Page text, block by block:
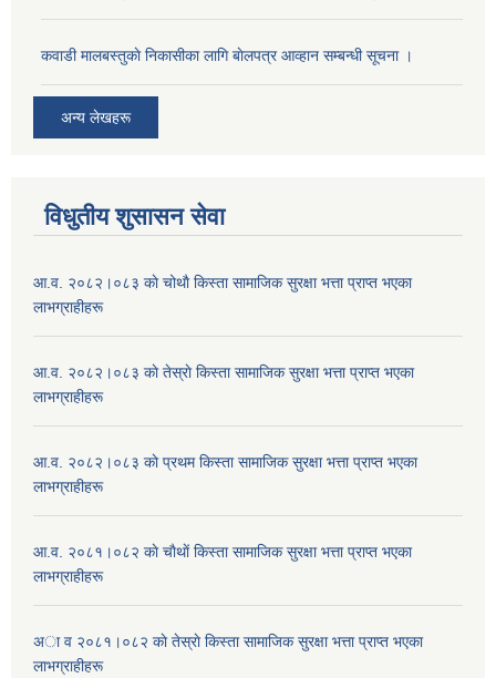
कवाडी मालबस्तुकाे निकासीका लागि बाेलपत्र आव्हान सम्बन्धी सूचना ।
अन्य लेखहरू
विधुतीय शुसासन सेवा
आ.व. २०८२।०८३ काे चोथाै‌ किस्ता सामाजिक सुरक्षा भत्ता प्राप्त भएका
लाभग्राहीहरू
आ.व. २०८२।०८३ काे तेस्राे किस्ता सामाजिक सुरक्षा भत्ता प्राप्त भएका
लाभग्राहीहरू
आ.व. २०८२।०८३ काे प्रथम किस्ता सामाजिक सुरक्षा भत्ता प्राप्त भएका
लाभग्राहीहरू
आ.व. २०८१।०८२ काे चाैथाें किस्ता सामाजिक सुरक्षा भत्ता प्राप्त भएका
लाभग्राहीहरू
अा व २०८१।०८२ काे तेस्राे किस्ता सामाजिक सुरक्षा भत्ता प्राप्त भएका
लाभग्राहीहरू